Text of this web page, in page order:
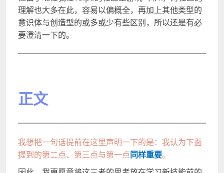
理解也大多在此，容易以偏概全，再加上其他类型的
意识体与创造型的或多或少有些区别，所以还是有必
要澄清一下的。
正文
我想把一句话提前在这里声明一下的是：我认为下面
提到的第二点、第三点与第一点同样重要。